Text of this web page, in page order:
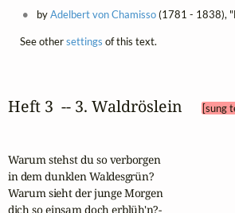
byAdelbert von Chamisso(1781 - 1838),
See othersettings of this text.
Heft 3  -- 3. Waldröslein [sung
Warum stehst du so verborgen
in dem dunklen Waldesgrün?
Warum sieht der junge Morgen
dich so einsam doch erblüh'n?-